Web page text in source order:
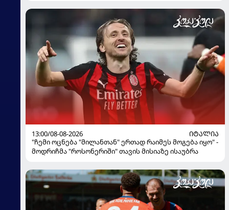
13:00/08-08-2026
ᲘᲢᲐᲚᲘᲐ
"ჩემი ოცნება "მილანთან" ერთად რაიმეს მოგება იყო" -
მოდრიჩმა "როსონერიში" თავის მისიაზე ისაუბრა